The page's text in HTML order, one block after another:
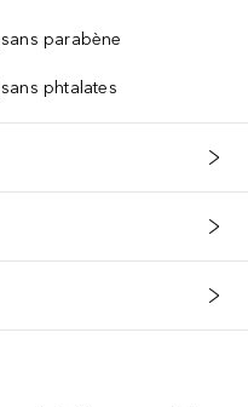
sans parabène
sans phtalates